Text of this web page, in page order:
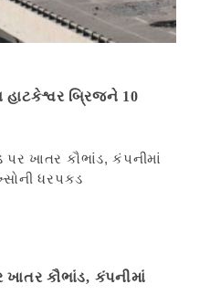
બ્રિજને 10
કૌભાંડ, કંપનીમાં